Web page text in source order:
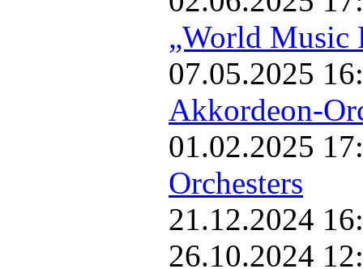
„World Music
07.05.2025
Akkordeon-
01.02.2025
Orchesters
21.12.2024
26.10.2024